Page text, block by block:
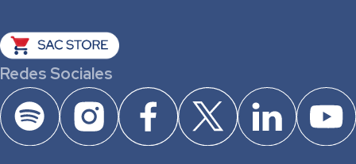
Redes Sociales